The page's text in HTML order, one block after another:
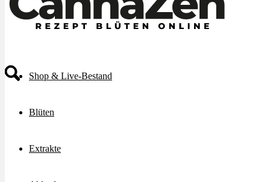
Shop & Live-Bestand
Blüten
Extrakte